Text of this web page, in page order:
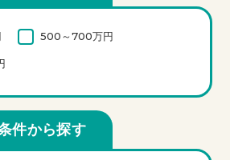
500～700万円
件から探す